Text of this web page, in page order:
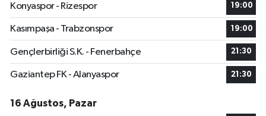
Konyaspor - Rizespor
19:00
Kasımpaşa - Trabzonspor 19:00
Gençlerbirliği S.K. - Fenerbahçe 21:30
Gaziantep FK - Alanyaspor 21:30
16 Ağustos, Pazar